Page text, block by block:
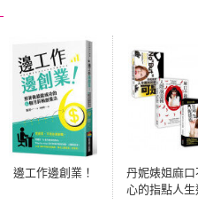
邊工作邊創業！
丹妮婊姐麻口
心的指點人生